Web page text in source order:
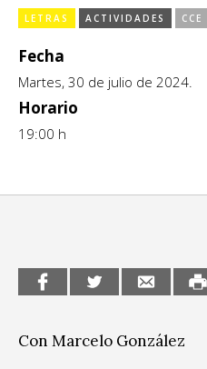
Sitios de interés
Escénicas
Formación
Infantil / Juvenil
Música / Sonido
Radio / Podcast
LETRAS ACTIVIDADES
Fecha
Martes, 30 de julio de 2024.
Horario
19:00 h
Con Marcelo González